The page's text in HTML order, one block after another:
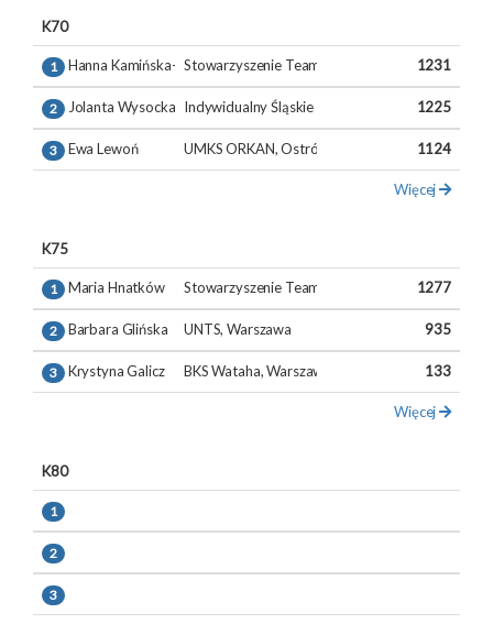
K70
1 Hanna Kamińska-SochaStowarzyszenie Team 360 stopni, Warszawa
1231
2 Jolanta Wysocka Indywidualny Śląskie 1225
3 Ewa Lewoń UMKS ORKAN, Ostróda 1124
Więcej
K75
1 Maria Hnatków Stowarzyszenie Team 360 stopni, Warszawa
1277
2 Barbara Glińska UNTS, Warszawa 935
3 Krystyna Galicz BKS Wataha, Warszawa 133
Więcej
K80
1
2
3